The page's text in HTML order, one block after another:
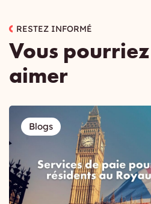
RESTEZ INFORMÉ
Vous
aimer
Blogs